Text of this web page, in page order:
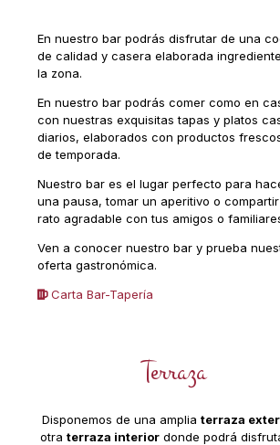
En nuestro bar podrás disfrutar de una
de calidad y casera elaborada
la zona.
En nuestro bar podrás comer como en
con nuestras exquisitas tapas y platos
diarios, elaborados con productos
de temporada.
Nuestro bar es el lugar perfecto para
una pausa, tomar un aperitivo o
rato agradable con tus amigos o
Ven a conocer nuestro bar y prueba
oferta gastronómica.
Carta Bar-Tapería
Terraza
Disponemos de una amplia terraza
otra terraza interior donde podrá